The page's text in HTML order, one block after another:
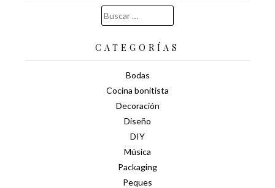
Buscar:
CATEGORÍAS
Bodas
Cocina bonitista
Decoración
Diseño
DIY
Música
Packaging
Peques